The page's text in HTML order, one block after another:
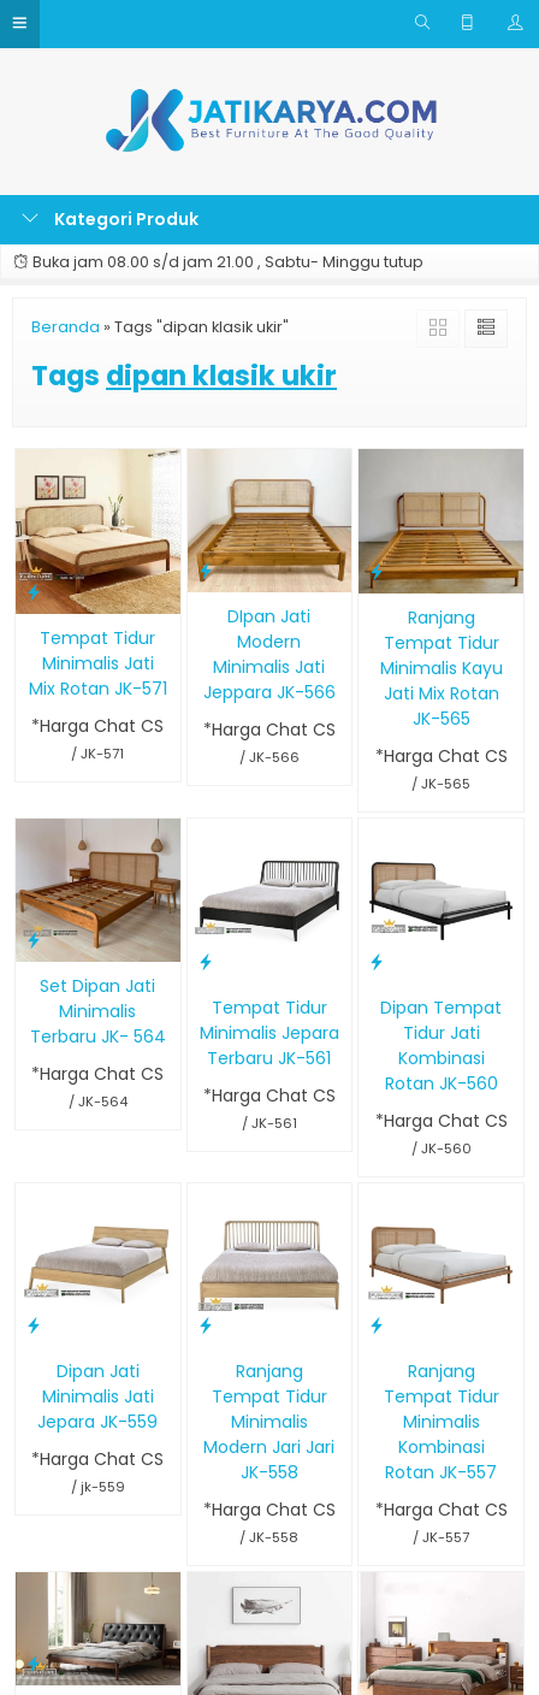
Kategori Produk
Buka jam 08.00 s/d jam 21.00 , Sabtu- Minggu tutup
Beranda » Tags "dipan klasik ukir"
Tags dipan klasik ukir
Tempat Tidur
Minimalis Jati
Mix Rotan JK-571
*Harga Chat CS
/ JK-571
DIpan Jati
Modern
Minimalis Jati
Jeppara JK-566
*Harga Chat CS
/ JK-566
Ranjang
Tempat Tidur
Minimalis Kayu
Jati Mix Rotan
JK-565
*Harga Chat CS
/ JK-565
Set Dipan Jati
Minimalis
Terbaru JK- 564
*Harga Chat CS
/ JK-564
Tempat Tidur
Minimalis Jepara
Terbaru JK-561
*Harga Chat CS
/ JK-561
Dipan Tempat
Tidur Jati
Kombinasi
Rotan JK-560
*Harga Chat CS
/ JK-560
Dipan Jati
Minimalis Jati
Jepara JK-559
*Harga Chat CS
/ jk-559
Ranjang
Tempat Tidur
Minimalis
Modern Jari Jari
JK-558
*Harga Chat CS
/ JK-558
Ranjang
Tempat Tidur
Minimalis
Kombinasi
Rotan JK-557
*Harga Chat CS
/ JK-557